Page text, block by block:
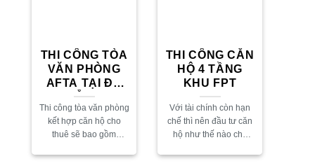
THI CÔNG TÒA
VĂN PHÒNG
AFTA TẠI ĐÀ
NẴNG
Thi công tòa văn phòng
kết hợp căn hộ cho
thuê sẽ bao gồm
THI CÔNG CĂN
HỘ 4 TẦNG
KHU FPT
Với tài chính còn hạn
chế thì nên đầu tư căn
hộ như thế nào cho